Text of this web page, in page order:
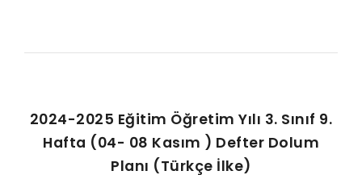
2024-2025 Eğitim Öğretim Yılı 3. Sınıf 9.
Hafta (04- 08 Kasım ) Defter Dolum
Planı (Türkçe İlke)